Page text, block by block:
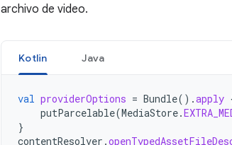
archivo de video.
Kotlin Java
val providerOptions = Bundle().apply
putParcelable(MediaStore.
}
contentResolver .